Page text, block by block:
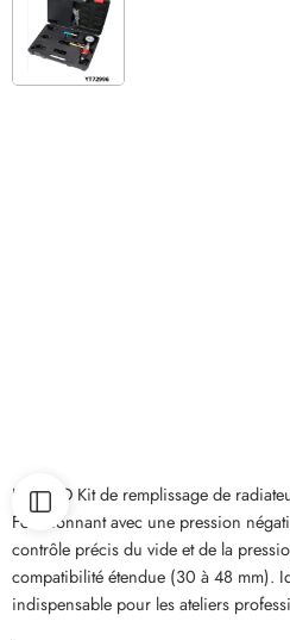
Le YATO Kit de remplissage de
Fonctionnant avec une pression
contrôle précis du vide et de la
compatibilité étendue (30 à 48 mm).
indispensable pour les ateliers